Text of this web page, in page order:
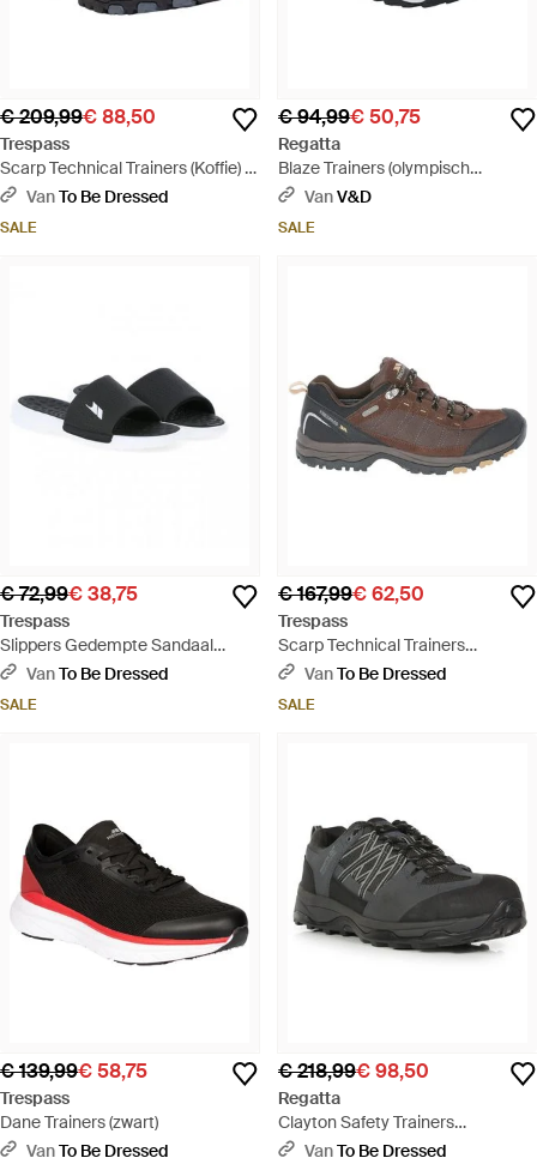
€ 209,99€ 88,50
Trespass
Scarp Technical Trainers (Koffie) -
Zwart
VanTo Be Dressed
SALE
€ 94,99€ 50,75
Regatta
Blaze Trainers (olympisch
Blauw/navy) - Blauw
VanV&D
SALE
€ 72,99€ 38,75
Trespass
Slippers Gedempte Sandaal
(zwart / Wit)
VanTo Be Dressed
SALE
€ 167,99€ 62,50
Trespass
Scarp Technical Trainers
(donkerbruin)
VanTo Be Dressed
SALE
€ 139,99€ 58,75
Trespass
Dane Trainers (zwart)
VanTo Be Dressed
€ 218,99€ 98,50
Regatta
Clayton Safety Trainers
(zwart/briar)
VanTo Be Dressed